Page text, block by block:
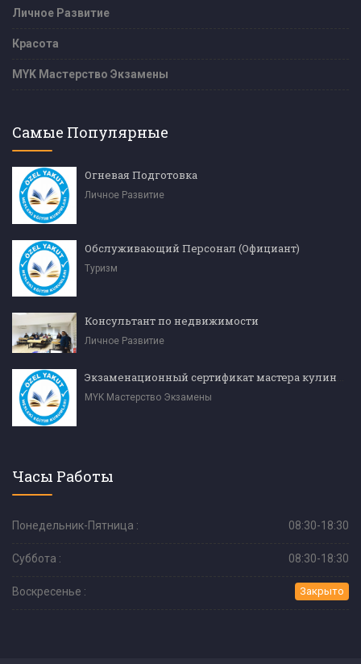
Личное Развитие
Красота
MYK Мастерство Экзамены
Самые Популярные
Огневая Подготовка
Личное Развитие
Обслуживающий Персонал (Официант)
Туризм
Консультант по недвижимости
Личное Развитие
MYK Мастерство Экзамены
Часы Работы
Понедельник-Пятница : 08:30-18:30
Суббота : 08:30-18:30
Воскресенье : Закрыто